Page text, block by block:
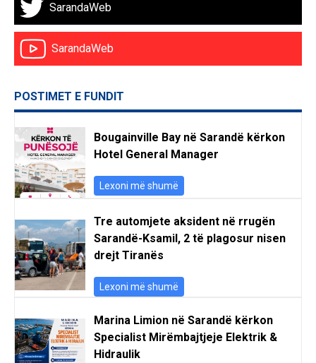
SarandaWeb
SarandaWeb
POSTIMET E FUNDIT
Bougainville Bay në Sarandë kërkon
Hotel General Manager
Lexoni më shumë
Tre automjete aksident në rrugën
Sarandë-Ksamil, 2 të plagosur nisen
drejt Tiranës
Lexoni më shumë
Marina Limion në Sarandë kërkon
Specialist Mirëmbajtjeje Elektrik &
Hidraulik